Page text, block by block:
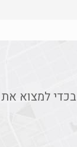
בכדי למצוא